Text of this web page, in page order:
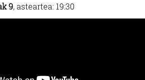
9, asteartea: 19:30